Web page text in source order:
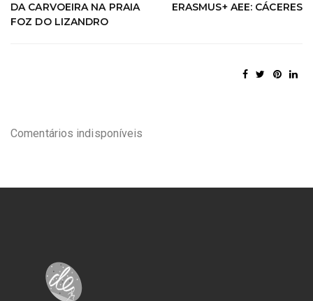
DA CARVOEIRA NA PRAIA
FOZ DO LIZANDRO
ERASMUS+ AEE: CÁCERES
Comentários indisponíveis